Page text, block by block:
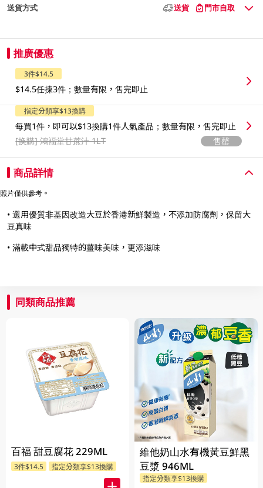
送貨方式 送貨 門市自取
推廣優惠
3件$14.5
$14.5任揀3件；數量有限，售完即止
指定分類享$13換購
每買1件，即可以$13換購1件人氣產品；數量有限，售完即止
[换購]鴻褔堂甘蔗汁 1LT 售罄
商品詳情
照片僅供參考。
• 選用優質非基因改造大豆於香港新鮮製造，不添加防腐劑，保留大
豆真味
• 滿載中式甜品獨特的薑味美味，更添滋味
同類商品推薦
百福 甜豆腐花 229ML
3件$14.5 指定分類享$13換購
維他奶山水有機黃豆鮮黑
豆漿 946ML
指定分類享$13換購